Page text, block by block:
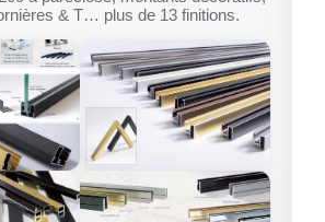
& T… plus de 13 finitions.